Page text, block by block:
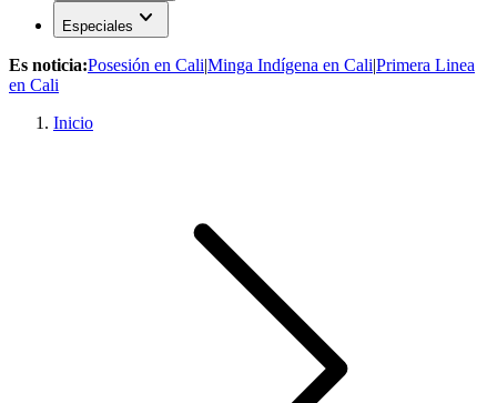
Especiales expand_more
Es noticia:Posesión en Cali|Minga Indígena en Cali|Primera Linea
en Cali
Inicio